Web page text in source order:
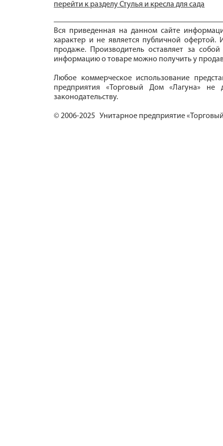
перейти к разделу Стулья и кресла для сада
Вся приведенная на данном сайте
характер и не является публичной офертой.
продаже. Производитель оставляет за
информацию о товаре можно получить у
Любое коммерческое использование
предприятия «Торговый Дом «Лагуна» не
законодательству.
© 2006-2025 Унитарное предприятие